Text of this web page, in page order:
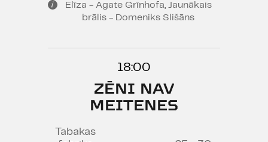
Elīza - Agate Grīnhofa, Jaunākais
brālis - Domeniks Slišāns
18:00
ZĒNI NAV
MEITENES
Tabakas